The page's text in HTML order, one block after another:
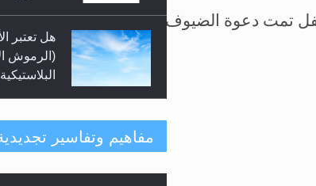
تمت دعوة الضيوف إلى المأدبة التي
هل تعتبر
(الرموش
هل يُحسب
الميلادية مفاهيم وتفاسير